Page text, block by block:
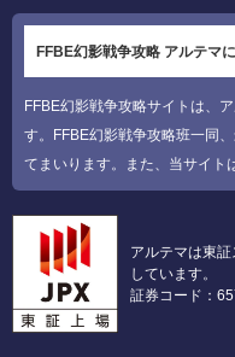
FFBE幻影戦争攻略 アルテマ
FFBE幻影戦争攻略サイトは、
す。FFBE幻影戦争攻略班一同
てまいります。また、当サイト
アルテマは東
しています。
証券コード：